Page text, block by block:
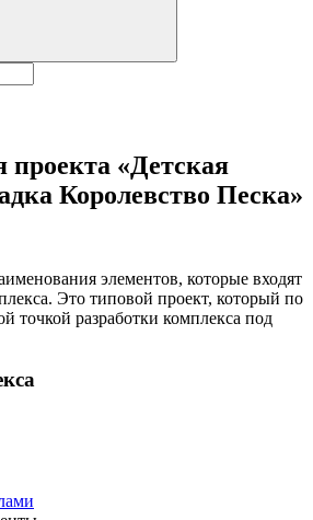
«Детская
Королевство Песка»
элементов, которые входят
Это типовой проект, который по
точкой разработки комплекса под